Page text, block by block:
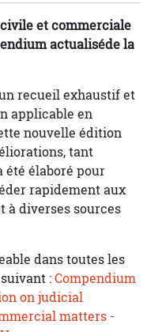
et commerciale
actualiséde la
recueil exhaustif et
applicable en
nouvelle édition
tant
été élaboré pour
rapidement aux
à diverses sources
dans toutes les
:Compendium
on judicial
matters -